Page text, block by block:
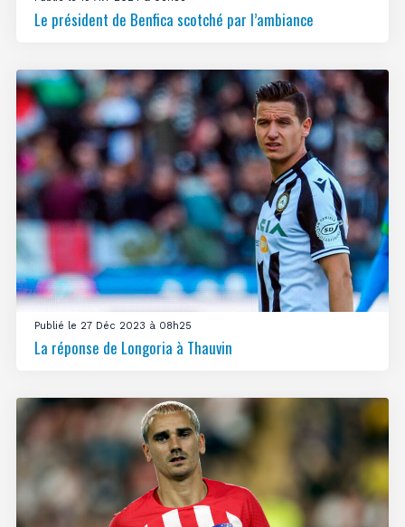
Le président de Benfica scotché par l’ambiance
Publié le 27 Déc 2023 à 08h25
La réponse de Longoria à Thauvin